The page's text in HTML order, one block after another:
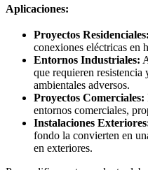
Aplicaciones:
Proyectos Residenciales:
conexiones eléctricas en
Entornos Industriales:
que requieren
ambientales adversos.
Proyectos Comerciales:
entornos comerciales,
Instalaciones
fondo la convierten en
en exteriores.